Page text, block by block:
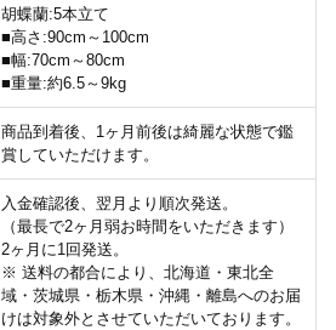
胡蝶蘭:5本立て
■高さ:90cm～100cm
■幅:70cm～80cm
■重量:約6.5～9kg
商品到着後、1ヶ月前後は綺麗な状態で鑑
賞していただけます。
入金確認後、翌月より順次発送。
（最長で2ヶ月弱お時間をいただきます）
2ヶ月に1回発送。
※ 送料の都合により、北海道・東北全
域・茨城県・栃木県・沖縄・離島へのお届
けは対象外とさせていただいております。